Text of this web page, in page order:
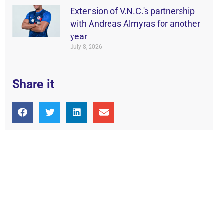
Extension of V.N.C.'s partnership
with Andreas Almyras for another
year
July 8, 2026
Share it